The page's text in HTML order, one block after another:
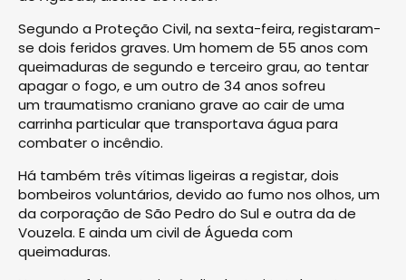
Segundo a Proteção Civil, na sexta-feira, registaram-
se dois feridos graves. Um homem de 55 anos com
queimaduras de segundo e terceiro grau, ao tentar
apagar o fogo, e um outro de 34 anos sofreu
um traumatismo craniano grave ao cair de uma
carrinha particular que transportava água para
combater o incêndio.
Há também três vítimas ligeiras a registar, dois
bombeiros voluntários, devido ao fumo nos olhos, um
da corporação de São Pedro do Sul e outra da de
Vouzela. E ainda um civil de Águeda com
queimaduras.